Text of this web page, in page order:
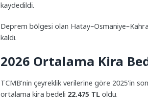
kaydedildi.
Deprem bölgesi olan
kaldı.
2026 Ortalama Kira
TCMB’nin çeyreklik verilerine göre 2025’in
ortalama kira bedeli 22.475 TL oldu.